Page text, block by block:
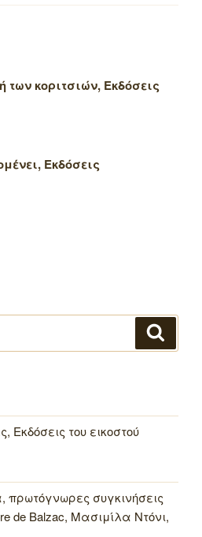
των κοριτσιών, Εκδόσεις
Εκδόσεις
Εκδόσεις του εικοστού
πρωτόγνωρες συγκινήσεις
de Balzac, Μασιμίλα Ντόνι,